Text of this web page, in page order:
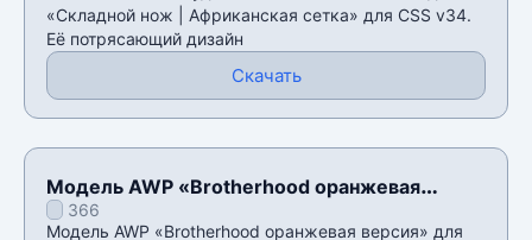
«Складной нож | Африканская сетка» для CSS v34.
Её потрясающий дизайн
Скачать
Модель AWP «Brotherhood оранжевая
версия» для CSS v34
366
Модель AWP «Brotherhood оранжевая версия» для